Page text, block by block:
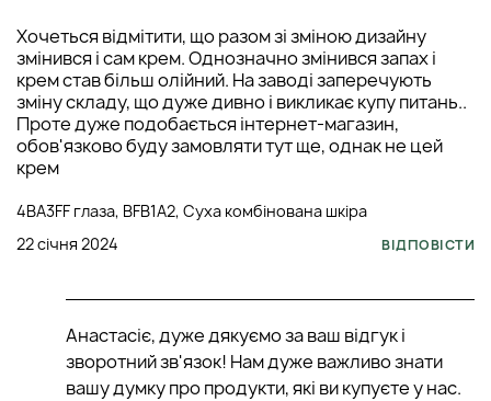
Хочеться відмітити, що разом зі зміною дизайну
змінився і сам крем. Однозначно змінився запах і
крем став більш олійний. На заводі заперечують
зміну складу, що дуже дивно і викликає купу питань..
Проте дуже подобається інтернет-магазин,
обов'язково буду замовляти тут ще, однак не цей
крем
4BA3FF глаза, BFB1A2, Суха комбінована шкіра
22 січня 2024
ВІДПОВІСТИ
Анастасіє, дуже дякуємо за ваш відгук і
зворотний зв'язок! Нам дуже важливо знати
вашу думку про продукти, які ви купуєте у нас.